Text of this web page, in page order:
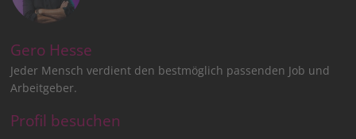
Gero Hesse
Jeder Mensch verdient den bestmöglich passenden Job und
Arbeitgeber.
Profil besuchen